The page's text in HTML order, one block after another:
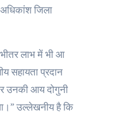
अधिकांश जिला
लाभ में भी आ
सहायता प्रदान
उनकी आय दोगुनी
उल्लेखनीय है कि